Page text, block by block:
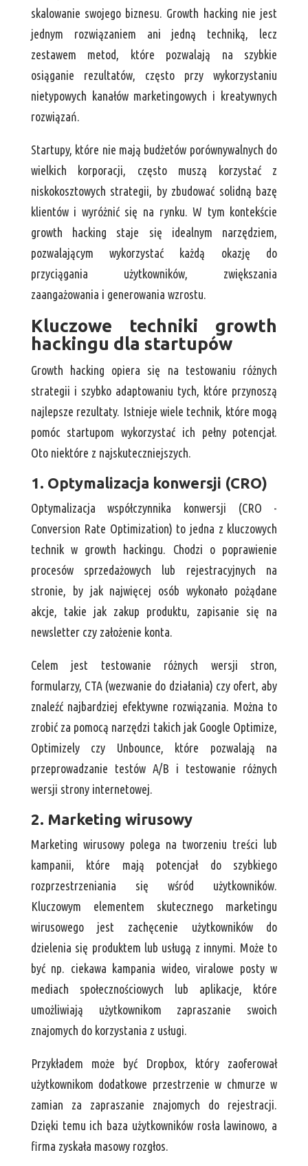
skalowanie swojego biznesu. Growth hacking nie jest
jednym rozwiązaniem ani jedną techniką, lecz
zestawem metod, które pozwalają na szybkie
osiąganie rezultatów, często przy wykorzystaniu
nietypowych kanałów marketingowych i kreatywnych
rozwiązań.
Startupy, które nie mają budżetów porównywalnych do
wielkich korporacji, często muszą korzystać z
niskokosztowych strategii, by zbudować solidną bazę
klientów i wyróżnić się na rynku. W tym kontekście
growth hacking staje się idealnym narzędziem,
pozwalającym wykorzystać każdą okazję do
przyciągania użytkowników, zwiększania
zaangażowania i generowania wzrostu.
Kluczowe techniki growth
hackingu dla startupów
Growth hacking opiera się na testowaniu różnych
strategii i szybko adaptowaniu tych, które przynoszą
najlepsze rezultaty. Istnieje wiele technik, które mogą
pomóc startupom wykorzystać ich pełny potencjał.
Oto niektóre z najskuteczniejszych.
1. Optymalizacja konwersji (CRO)
Optymalizacja współczynnika konwersji (CRO -
Conversion Rate Optimization) to jedna z kluczowych
technik w growth hackingu. Chodzi o poprawienie
procesów sprzedażowych lub rejestracyjnych na
stronie, by jak najwięcej osób wykonało pożądane
akcje, takie jak zakup produktu, zapisanie się na
newsletter czy założenie konta.
Celem jest testowanie różnych wersji stron,
formularzy, CTA (wezwanie do działania) czy ofert, aby
znaleźć najbardziej efektywne rozwiązania. Można to
zrobić za pomocą narzędzi takich jak Google Optimize,
Optimizely czy Unbounce, które pozwalają na
przeprowadzanie testów A/B i testowanie różnych
wersji strony internetowej.
2. Marketing wirusowy
Marketing wirusowy polega na tworzeniu treści lub
kampanii, które mają potencjał do szybkiego
rozprzestrzeniania się wśród użytkowników.
Kluczowym elementem skutecznego marketingu
wirusowego jest zachęcenie użytkowników do
dzielenia się produktem lub usługą z innymi. Może to
być np. ciekawa kampania wideo, viralowe posty w
mediach społecznościowych lub aplikacje, które
umożliwiają użytkownikom zapraszanie swoich
znajomych do korzystania z usługi.
Przykładem może być Dropbox, który zaoferował
użytkownikom dodatkowe przestrzenie w chmurze w
zamian za zapraszanie znajomych do rejestracji.
Dzięki temu ich baza użytkowników rosła lawinowo, a
firma zyskała masowy rozgłos.